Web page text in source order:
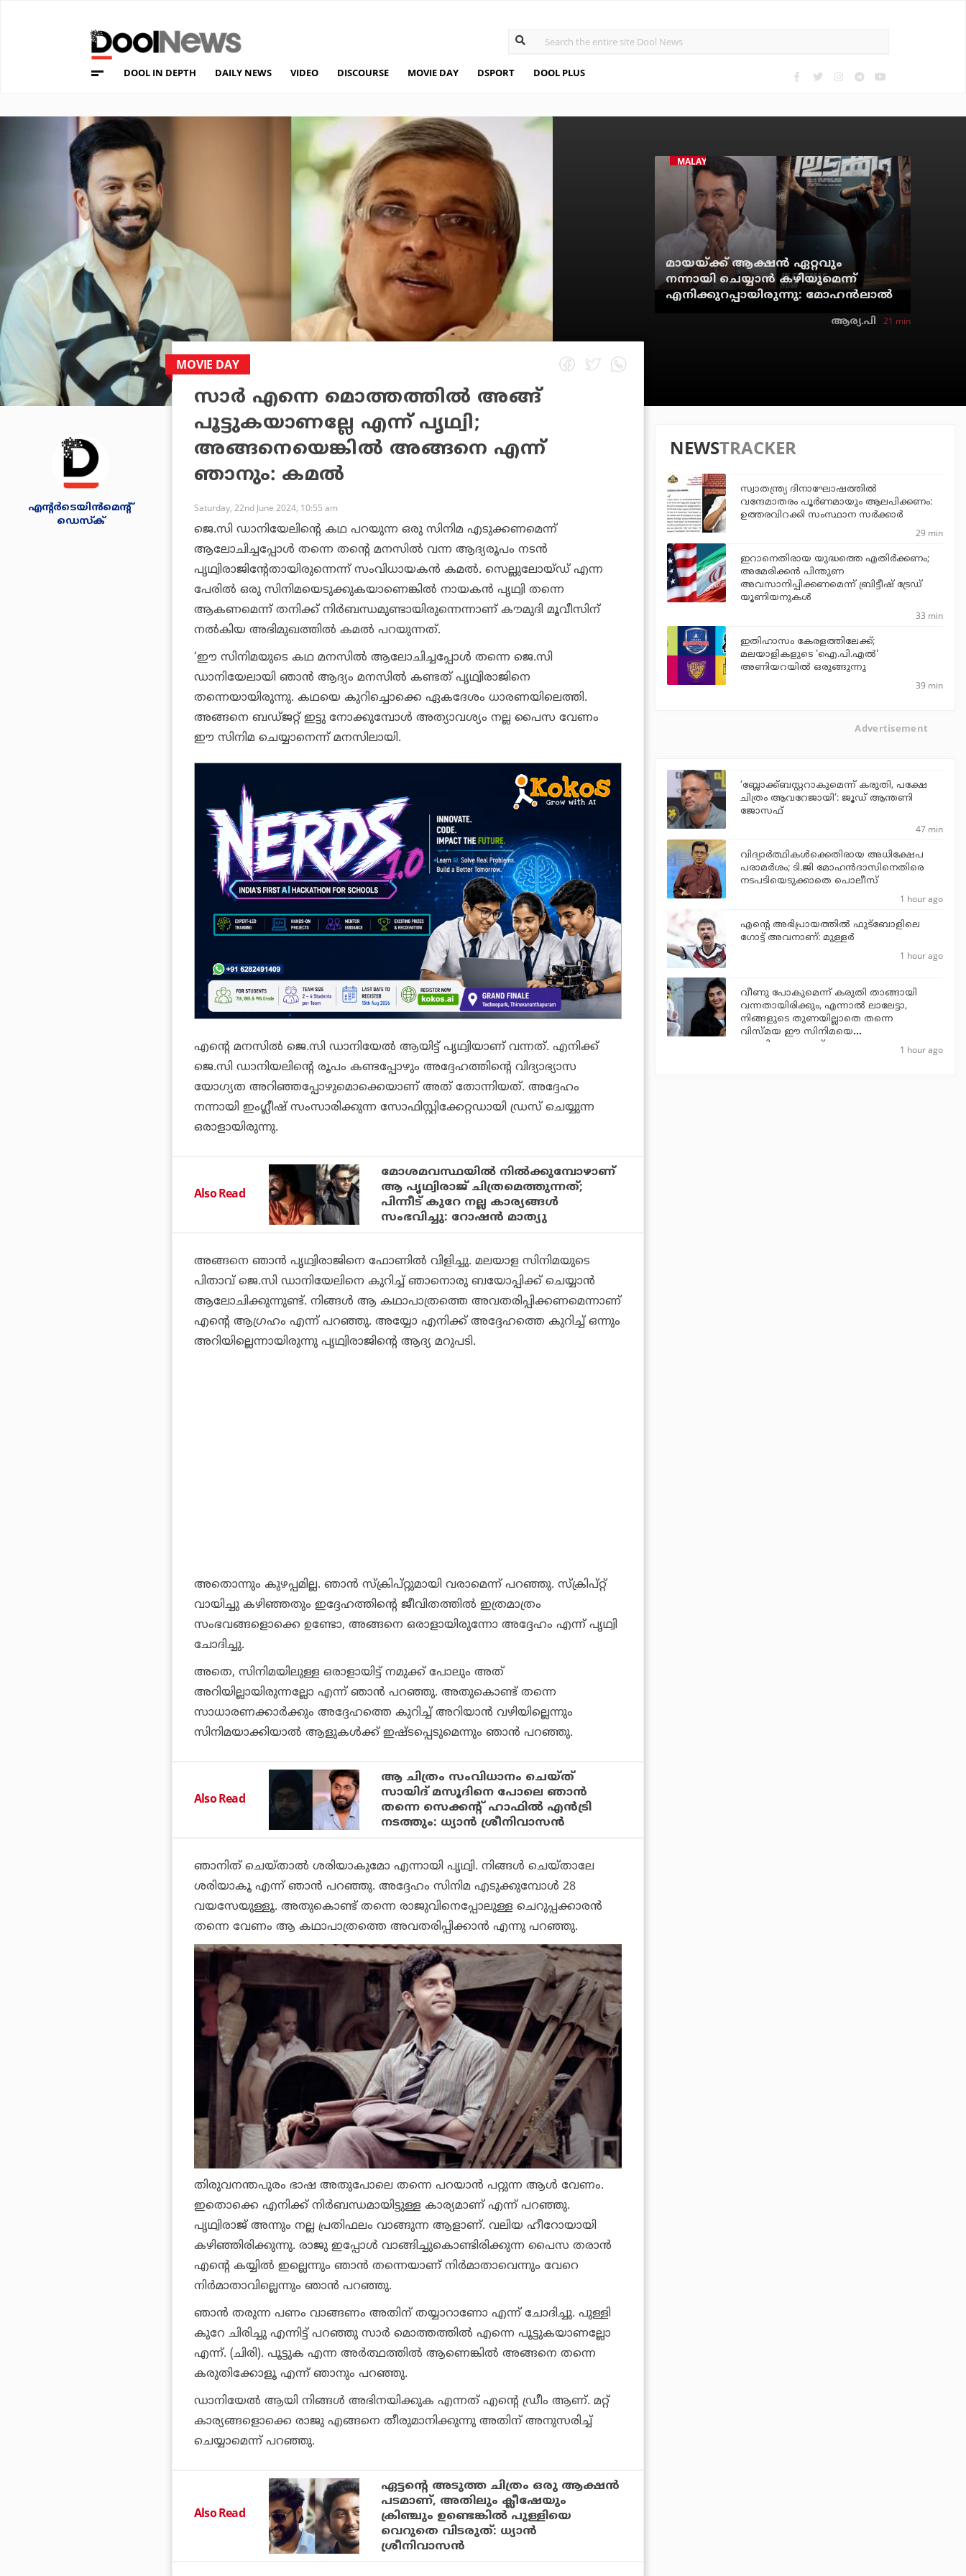
DOOL IN DEPTH DAILY NEWS VIDEO DISCOURSE MOVIE DAY DSPORT DOOL PLUS
MALAYALAM CINEMA
മായയ്ക്ക് ആക്ഷന്‍ ഏറ്റവും
നന്നായി ചെയ്യാന്‍ കഴിയുമെന്ന്
എനിക്കുറപ്പായിരുന്നു: മോഹന്‍ലാല്‍
ആര്യ.പി 21 min
എന്റര്‍ടെയിന്‍മെന്റ്
ഡെസ്‌ക്
MOVIE DAY
സാര്‍ എന്നെ മൊത്തത്തില്‍ അങ്ങ്
പൂട്ടുകയാണല്ലേ എന്ന് പൃഥ്വി;
അങ്ങനെയെങ്കില്‍ അങ്ങനെ എന്ന്
ഞാനും: കമല്‍
Saturday, 22nd June 2024, 10:55 am
ജെ.സി ഡാനിയേലിന്റെ കഥ പറയുന്ന ഒരു സിനിമ എടുക്കണമെന്ന്
ആലോചിച്ചപ്പോള്‍ തന്നെ തന്റെ മനസില്‍ വന്ന ആദ്യരൂപം നടന്‍
പൃഥ്വിരാജിന്റേതായിരുന്നെന്ന് സംവിധായകന്‍ കമല്‍. സെല്ലുലോയ്ഡ് എന്ന
പേരില്‍ ഒരു സിനിമയെടുക്കുകയാണെങ്കില്‍ നായകന്‍ പൃഥ്വി തന്നെ
ആകണമെന്ന് തനിക്ക് നിര്‍ബന്ധമുണ്ടായിരുന്നെന്നാണ് കൗമുദി മൂവീസിന്
നല്‍കിയ അഭിമുഖത്തില്‍ കമല്‍ പറയുന്നത്.
‘ഈ സിനിമയുടെ കഥ മനസില്‍ ആലോചിച്ചപ്പോള്‍ തന്നെ ജെ.സി
ഡാനിയേലായി ഞാന്‍ ആദ്യം മനസില്‍ കണ്ടത് പൃഥ്വിരാജിനെ
തന്നെയായിരുന്നു. കഥയെ കുറിച്ചൊക്കെ ഏകദേശം ധാരണയിലെത്തി.
അങ്ങനെ ബഡ്ജറ്റ് ഇട്ടു നോക്കുമ്പോള്‍ അത്യാവശ്യം നല്ല പൈസ വേണം
ഈ സിനിമ ചെയ്യാനെന്ന് മനസിലായി.
എന്റെ മനസില്‍ ജെ.സി ഡാനിയേല്‍ ആയിട്ട് പൃഥ്വിയാണ് വന്നത്. എനിക്ക്
ജെ.സി ഡാനിയലിന്റെ രൂപം കണ്ടപ്പോഴും അദ്ദേഹത്തിന്റെ വിദ്യാഭ്യാസ
യോഗ്യത അറിഞ്ഞപ്പോഴുമൊക്കെയാണ് അത് തോന്നിയത്. അദ്ദേഹം
നന്നായി ഇംഗ്ലീഷ് സംസാരിക്കുന്ന സോഫിസ്റ്റിക്കേറ്റഡായി ഡ്രസ് ചെയ്യുന്ന
ഒരാളായിരുന്നു.
Also Read
മോശമവസ്ഥയില്‍ നില്‍ക്കുമ്പോഴാണ്
ആ പൃഥ്വിരാജ് ചിത്രമെത്തുന്നത്;
പിന്നീട് കുറേ നല്ല കാര്യങ്ങള്‍
സംഭവിച്ചു: റോഷന്‍ മാത്യു
അങ്ങനെ ഞാന്‍ പൃഥ്വിരാജിനെ ഫോണില്‍ വിളിച്ചു. മലയാള സിനിമയുടെ
പിതാവ് ജെ.സി ഡാനിയേലിനെ കുറിച്ച് ഞാനൊരു ബയോപ്പിക്ക് ചെയ്യാന്‍
ആലോചിക്കുന്നുണ്ട്. നിങ്ങള്‍ ആ കഥാപാത്രത്തെ അവതരിപ്പിക്കണമെന്നാണ്
എന്റെ ആഗ്രഹം എന്ന് പറഞ്ഞു. അയ്യോ എനിക്ക് അദ്ദേഹത്തെ കുറിച്ച് ഒന്നും
അറിയില്ലെന്നായിരുന്നു പൃഥ്വിരാജിന്റെ ആദ്യ മറുപടി.
അതൊന്നും കുഴപ്പമില്ല. ഞാന്‍ സ്‌ക്രിപ്റ്റുമായി വരാമെന്ന് പറഞ്ഞു. സ്‌ക്രിപ്റ്റ്
വായിച്ചു കഴിഞ്ഞതും ഇദ്ദേഹത്തിന്റെ ജീവിതത്തില്‍ ഇത്രമാത്രം
സംഭവങ്ങളൊക്കെ ഉണ്ടോ, അങ്ങനെ ഒരാളായിരുന്നോ അദ്ദേഹം എന്ന് പൃഥ്വി
ചോദിച്ചു.
അതെ, സിനിമയിലുള്ള ഒരാളായിട്ട് നമുക്ക് പോലും അത്
അറിയില്ലായിരുന്നല്ലോ എന്ന് ഞാന്‍ പറഞ്ഞു. അതുകൊണ്ട് തന്നെ
സാധാരണക്കാര്‍ക്കും അദ്ദേഹത്തെ കുറിച്ച് അറിയാന്‍ വഴിയില്ലെന്നും
സിനിമയാക്കിയാല്‍ ആളുകള്‍ക്ക് ഇഷ്ടപ്പെടുമെന്നും ഞാന്‍ പറഞ്ഞു.
Also Read
ആ ചിത്രം സംവിധാനം ചെയ്ത്
സായിദ് മസൂദിനെ പോലെ ഞാൻ
തന്നെ സെക്കന്റ്‌ ഹാഫിൽ എൻട്രി
നടത്തും: ധ്യാൻ ശ്രീനിവാസൻ
ഞാനിത് ചെയ്താല്‍ ശരിയാകുമോ എന്നായി പൃഥ്വി. നിങ്ങള്‍ ചെയ്താലേ
ശരിയാകൂ എന്ന് ഞാന്‍ പറഞ്ഞു. അദ്ദേഹം സിനിമ എടുക്കുമ്പോള്‍ 28
വയസേയുള്ളൂ. അതുകൊണ്ട് തന്നെ രാജുവിനെപ്പോലുള്ള ചെറുപ്പക്കാരന്‍
തന്നെ വേണം ആ കഥാപാത്രത്തെ അവതരിപ്പിക്കാന്‍ എന്നു പറഞ്ഞു.
തിരുവനന്തപുരം ഭാഷ അതുപോലെ തന്നെ പറയാന്‍ പറ്റുന്ന ആള്‍ വേണം.
ഇതൊക്കെ എനിക്ക് നിര്‍ബന്ധമായിട്ടുള്ള കാര്യമാണ് എന്ന് പറഞ്ഞു.
പൃഥ്വിരാജ് അന്നും നല്ല പ്രതിഫലം വാങ്ങുന്ന ആളാണ്. വലിയ ഹീറോയായി
കഴിഞ്ഞിരിക്കുന്നു. രാജു ഇപ്പോള്‍ വാങ്ങിച്ചുകൊണ്ടിരിക്കുന്ന പൈസ തരാന്‍
എന്റെ കയ്യില്‍ ഇല്ലെന്നും ഞാന്‍ തന്നെയാണ് നിര്‍മാതാവെന്നും വേറെ
നിര്‍മാതാവില്ലെന്നും ഞാന്‍ പറഞ്ഞു.
ഞാന്‍ തരുന്ന പണം വാങ്ങണം അതിന് തയ്യാറാണോ എന്ന് ചോദിച്ചു. പുള്ളി
കുറേ ചിരിച്ചു എന്നിട്ട് പറഞ്ഞു സാര്‍ മൊത്തത്തില്‍ എന്നെ പൂട്ടുകയാണല്ലോ
എന്ന്. (ചിരി). പൂട്ടുക എന്ന അര്‍ത്ഥത്തില്‍ ആണെങ്കില്‍ അങ്ങനെ തന്നെ
കരുതിക്കോളൂ എന്ന് ഞാനും പറഞ്ഞു.
ഡാനിയേല്‍ ആയി നിങ്ങള്‍ അഭിനയിക്കുക എന്നത് എന്റെ ഡ്രീം ആണ്. മറ്റ്
കാര്യങ്ങളൊക്കെ രാജു എങ്ങനെ തീരുമാനിക്കുന്നു അതിന് അനുസരിച്ച്
ചെയ്യാമെന്ന് പറഞ്ഞു.
Also Read
ഏട്ടന്റെ അടുത്ത ചിത്രം ഒരു ആക്ഷൻ
പടമാണ്, അതിലും ക്ലീഷേയും
ക്രിഞ്ചും ഉണ്ടെങ്കിൽ പുള്ളിയെ
വെറുതെ വിടരുത്: ധ്യാൻ
ശ്രീനിവാസൻ
NEWSTRACKER
സ്വാതന്ത്ര്യ ദിനാഘോഷത്തില്‍
വന്ദേമാതരം പൂര്‍ണമായും ആലപിക്കണം:
ഉത്തരവിറക്കി സംസ്ഥാന സര്‍ക്കാര്‍
29 min
ഇറാനെതിരായ യുദ്ധത്തെ എതിര്‍ക്കണം;
അമേരിക്കന്‍ പിന്തുണ
അവസാനിപ്പിക്കണമെന്ന് ബ്രിട്ടീഷ് ട്രേഡ്
യൂണിയനുകള്‍
33 min
ഇതിഹാസം കേരളത്തിലേക്ക്;
മലയാളികളുടെ 'ഐ.പി.എല്‍'
അണിയറയില്‍ ഒരുങ്ങുന്നു
39 min
Advertisement
‘ബ്ലോക്ക്ബസ്റ്ററാകുമെന്ന് കരുതി, പക്ഷേ
ചിത്രം ആവറേജായി’: ജൂഡ് ആന്തണി
ജോസഫ്
47 min
വിദ്യാര്‍ത്ഥികള്‍ക്കെതിരായ അധിക്ഷേപ
പരാമര്‍ശം; ടി.ജി മോഹന്‍ദാസിനെതിരെ
നടപടിയെടുക്കാതെ പൊലീസ്
1 hour ago
എന്റെ അഭിപ്രായത്തില്‍ ഫുട്‌ബോളിലെ
ഗോട്ട് അവനാണ്: മുള്ളര്‍
1 hour ago
വീണു പോകുമെന്ന് കരുതി താങ്ങായി
വന്നതായിരിക്കും, എന്നാല്‍ ലാലേട്ടാ,
നിങ്ങളുടെ തുണയില്ലാതെ തന്നെ
വിസ്മയ ഈ സിനിമയെ
തോളിലേറ്റുന്നുണ്ട്
1 hour ago